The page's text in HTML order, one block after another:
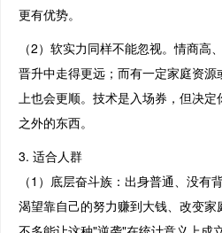
更有优势。
（2）软实力同样不能忽视。情商高
晋升中走得更远；而有一定家庭资
上也会更顺。技术是入场券，但决
之外的东西。
3. 适合人群
（1）底层奋斗族：出身普通、没有
渴望靠自己的努力赚到大钱、改变